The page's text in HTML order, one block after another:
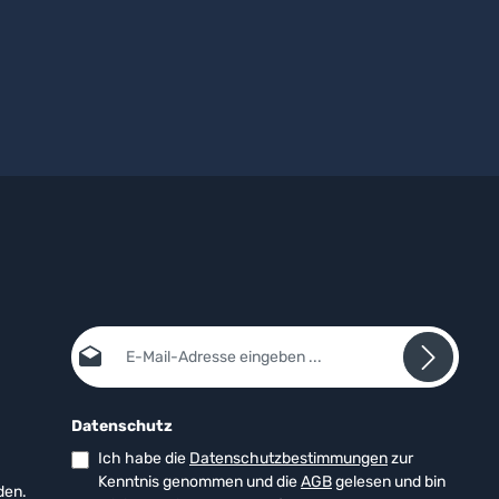
E-Mail-Adresse*
Datenschutz
Ich habe die Datenschutzbestimmungenzur
Kenntnis genommen und dieAGBgelesen und bin